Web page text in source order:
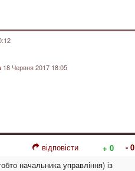
18 Червня 2017 18:05
відповісти + 0
- 0
начальника управління) із